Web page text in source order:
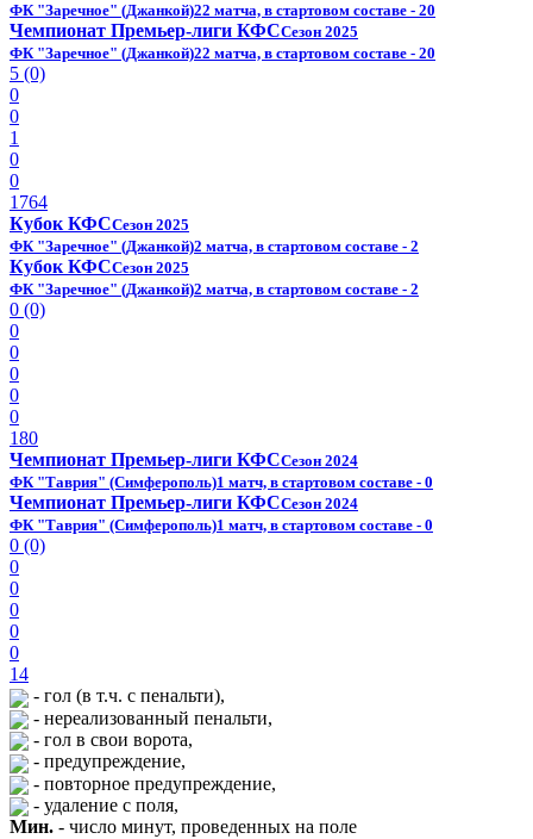
ФК "Заречное" (Джанкой)22 матча, в стартовом составе - 20
Чемпионат Премьер-лиги КФССезон 2025
ФК "Заречное" (Джанкой)22 матча, в стартовом составе - 20
5 (0)
0
0
1
0
0
1764
Кубок КФССезон 2025
ФК "Заречное" (Джанкой)2 матча, в стартовом составе - 2
Кубок КФССезон 2025
ФК "Заречное" (Джанкой)2 матча, в стартовом составе - 2
0 (0)
0
0
0
0
0
180
Чемпионат Премьер-лиги КФССезон 2024
ФК "Таврия" (Симферополь)1 матч, в стартовом составе - 0
Чемпионат Премьер-лиги КФССезон 2024
ФК "Таврия" (Симферополь)1 матч, в стартовом составе - 0
0 (0)
0
0
0
0
0
14
- гол (в т.ч. с пенальти),
- нереализованный пенальти,
- гол в свои ворота,
- предупреждение,
- повторное предупреждение,
- удаление с поля,
Мин. - число минут, проведенных на поле